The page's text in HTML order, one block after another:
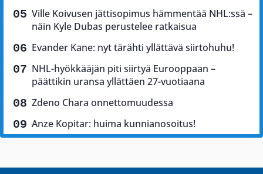
Ville Koivusen jättisopimus hämmentää NHL:ssä –
näin Kyle Dubas perustelee ratkaisua
Evander Kane: nyt tärähti yllättävä siirtohuhu!
NHL-hyökkääjän piti siirtyä Eurooppaan –
päättikin uransa yllättäen 27-vuotiaana
Zdeno Chara onnettomuudessa
Anze Kopitar: huima kunnianosoitus!